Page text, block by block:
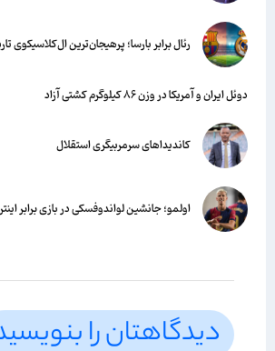
رئال برابر بارسا؛ پرهیجان‌‌ترین ال‌کلاسیکوی تاریخ
دوئل ایران و آمریکا در وزن ۸۶ کیلوگرم کشتی آزاد
کاندیداهای سرمربیگری استقلال
اولمو؛ جانشین لواندوفسکی در بازی برابر اینتر
دیدگاهتان را بنویسید